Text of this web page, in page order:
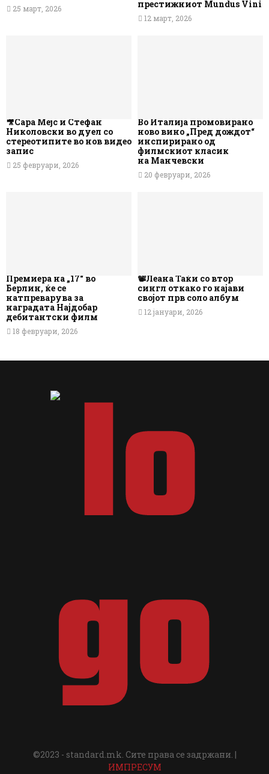
25 март, 2026
престижниот Mundus Vini
12 март, 2026
🎥Сара Мејс и Стефан
Николовски во дуел со
стереотипите во нов видео
запис
25 февруари, 2026
Во Италија промовирано
ново вино „Пред дождот“
инспирирано од
филмскиот класик
на Манчевски
20 февруари, 2026
Премиера на „17“ во
Берлин, ќе се
натпреварува за
наградата Најдобар
дебитантски филм
18 февруари, 2026
📽️Леана Таќи со втор
сингл откако го најави
својот прв соло албум
12 јануари, 2026
©2023 - standard.mk. Сите права се задржани. |
ИМПРЕСУМ